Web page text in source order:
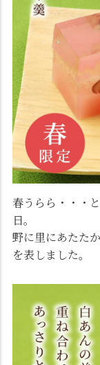
春うらら・・・
日。
野に里にあたた
を表しました。